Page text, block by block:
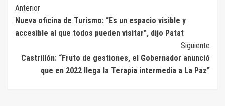
Navegación
de
entradas
Anterior
Nueva oficina de Turismo: “Es un espacio visible y
accesible al que todos pueden visitar”, dijo Patat
Siguiente
Castrillón: “Fruto de gestiones, el Gobernador anunció
que en 2022 llega la Terapia intermedia a La Paz”